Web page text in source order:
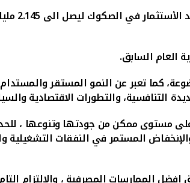
،كما
العام السابق.
كما تعبر عن النمو المستقر
التنافسية، والتطورات الاقتصادية
مستوى ممكن من جودتها وتنوعها ،
المستمر في النفقات التشغيلية
الممارسات المصرفية ، والالتزام